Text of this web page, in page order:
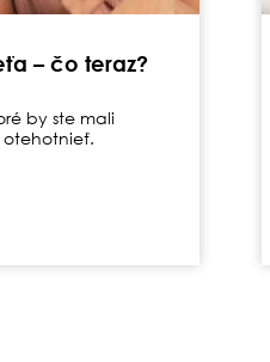
– čo teraz?
by ste mali
otehotnieť.